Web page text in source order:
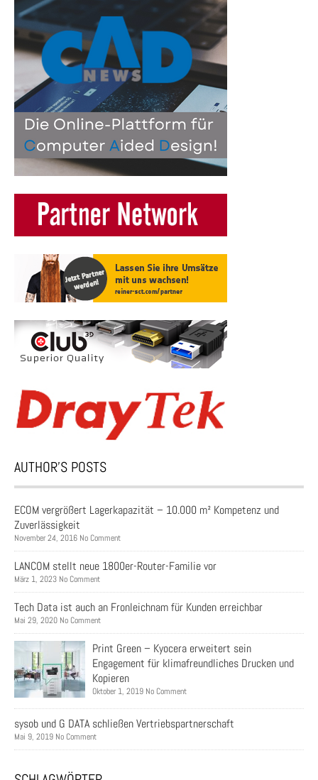
AUTHOR’S POSTS
ECOM vergrößert Lagerkapazität – 10.000 m² Kompetenz und
Zuverlässigkeit
November 24, 2016 No Comment
LANCOM stellt neue 1800er-Router-Familie vor
März 1, 2023 No Comment
Tech Data ist auch an Fronleichnam für Kunden erreichbar
Mai 29, 2020 No Comment
Print Green – Kyocera erweitert sein
Engagement für klimafreundliches Drucken und
Kopieren
Oktober 1, 2019 No Comment
sysob und G DATA schließen Vertriebspartnerschaft
Mai 9, 2019 No Comment